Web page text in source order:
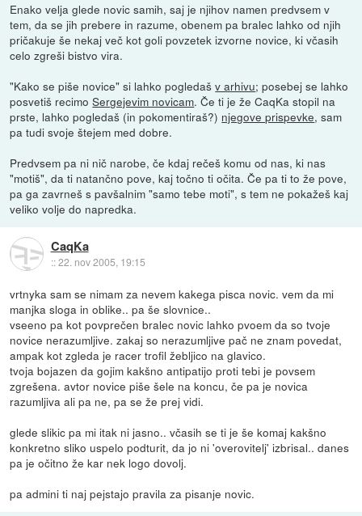
Enako velja glede novic samih, saj je njihov namen predvsem v
tem, da se jih prebere in razume, obenem pa bralec lahko od njih
pričakuje še nekaj več kot goli povzetek izvorne novice, ki včasih
celo zgreši bistvo vira.
"Kako se piše novice" si lahko pogledašv arhivu; posebej se lahko
posvetiš recimoSergejevim novicam. Če ti je že CaqKa stopil na
prste, lahko pogledaš (in pokomentiraš?) njegove prispevke, sam
pa tudi svoje štejem med dobre.
Predvsem pa ni nič narobe, če kdaj rečeš komu od nas, ki nas
"motiš", da ti natančno pove, kaj točno ti očita. Če pa ti to že pove,
pa ga zavrneš s pavšalnim "samo tebe moti", s tem ne pokažeš kaj
veliko volje do napredka.
CaqKa
::22. nov 2005, 19:15
vrtnyka sam se nimam za nevem kakega pisca novic. vem da mi
manjka sloga in oblike.. pa še slovnice..
vseeno pa kot povprečen bralec novic lahko pvoem da so tvoje
novice nerazumljive. zakaj so nerazumljive pač ne znam povedat,
ampak kot zgleda je racer trofil žebljico na glavico.
tvoja bojazen da gojim kakšno antipatijo proti tebi je povsem
zgrešena. avtor novice piše šele na koncu, če pa je novica
razumljiva ali pa ne, pa se že prej vidi.
glede slikic pa mi itak ni jasno.. včasih se ti je še komaj kakšno
konkretno sliko uspelo podturit, da jo ni 'overovitelj' izbrisal.. danes
pa je očitno že kar nek logo dovolj.
pa admini ti naj pejstajo pravila za pisanje novic.